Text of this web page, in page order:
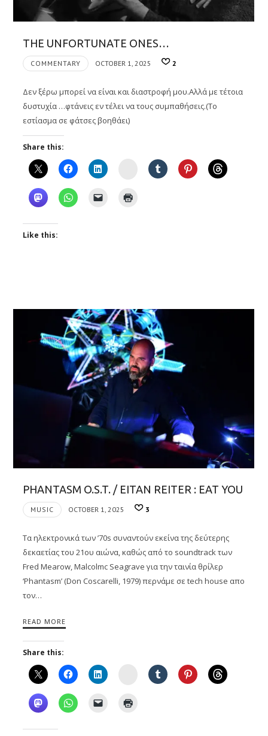
THE UNFORTUNATE ONES…
COMMENTARY OCTOBER 1, 2025 2
Δεν ξέρω μπορεί να είναι και διαστροφή μου.Αλλά με τέτοια
δυστυχία …φτάνεις εν τέλει να τους συμπαθήσεις.(Το
εστίασμα σε φάτσες βοηθάει)
Share this:
Instagram
Like this:
PHANTASM O.S.T. / EITAN REITER : EAT YOU
MUSIC OCTOBER 1, 2025 3
Τα ηλεκτρονικά των ’70s συναντούν εκείνα της δεύτερης
δεκαετίας του 21ου αιώνα, καθώς από το soundtrack των
Fred Mearow, Malcolmc Seagrave για την ταινία θρίλερ
‘Phantasm’ (Don Coscarelli, 1979) περνάμε σε tech house απο
τον…
READ MORE
Share this:
Instagram